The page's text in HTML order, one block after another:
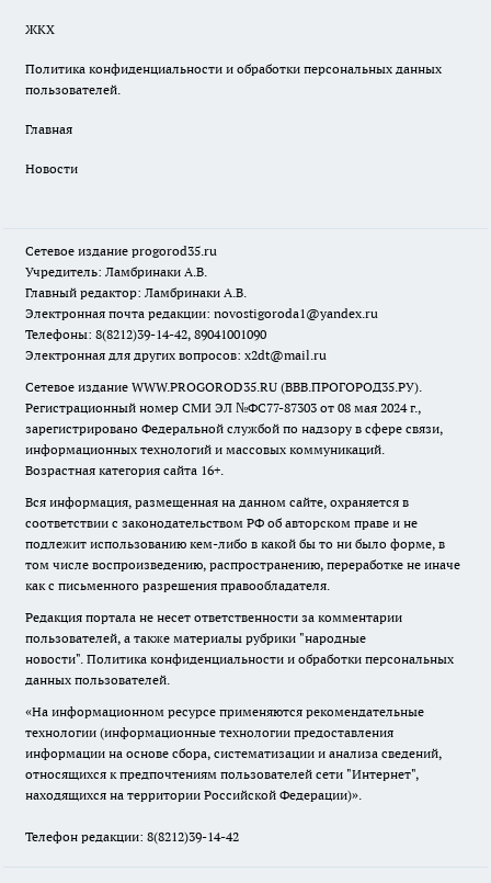
ЖКХ
Политика конфиденциальности и обработки персональных данных
пользователей.
Главная
Новости
Сетевое издание progorod35.ru
Учредитель: Ламбринаки А.В.
Главный редактор: Ламбринаки А.В.
Электронная почта редакции: novostigoroda1@yandex.ru
Телефоны: 8(8212)39-14-42, 89041001090
Электронная для других вопросов: x2dt@mail.ru
Сетевое издание WWW.PROGOROD35.RU (ВВВ.ПРОГОРОД35.РУ).
Регистрационный номер СМИ ЭЛ №ФС77-87303 от 08 мая 2024 г.,
зарегистрировано Федеральной службой по надзору в сфере связи,
информационных технологий и массовых коммуникаций.
Возрастная категория сайта 16+.
Вся информация, размещенная на данном сайте, охраняется в
соответствии с законодательством РФ об авторском праве и не
подлежит использованию кем-либо в какой бы то ни было форме, в
том числе воспроизведению, распространению, переработке не иначе
как с письменного разрешения правообладателя.
Редакция портала не несет ответственности за комментарии
пользователей, а также материалы рубрики "народные
новости". Политика конфиденциальности и обработки персональных
данных пользователей.
«На информационном ресурсе применяются рекомендательные
технологии (информационные технологии предоставления
информации на основе сбора, систематизации и анализа сведений,
относящихся к предпочтениям пользователей сети "Интернет",
находящихся на территории Российской Федерации)».
Телефон редакции: 8(8212)39-14-42